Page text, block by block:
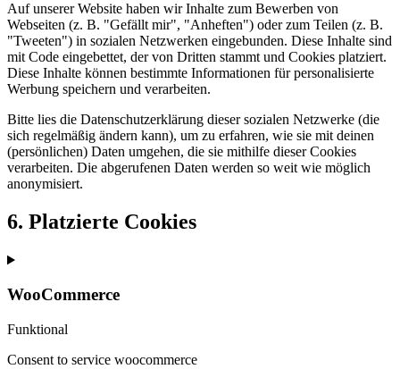
Auf unserer Website haben wir Inhalte zum Bewerben von
Webseiten (z. B. "Gefällt mir", "Anheften") oder zum Teilen (z. B.
"Tweeten") in sozialen Netzwerken eingebunden. Diese Inhalte sind
mit Code eingebettet, der von Dritten stammt und Cookies platziert.
Diese Inhalte können bestimmte Informationen für personalisierte
Werbung speichern und verarbeiten.
Bitte lies die Datenschutzerklärung dieser sozialen Netzwerke (die
sich regelmäßig ändern kann), um zu erfahren, wie sie mit deinen
(persönlichen) Daten umgehen, die sie mithilfe dieser Cookies
verarbeiten. Die abgerufenen Daten werden so weit wie möglich
anonymisiert.
6. Platzierte Cookies
WooCommerce
Funktional
Consent to service woocommerce